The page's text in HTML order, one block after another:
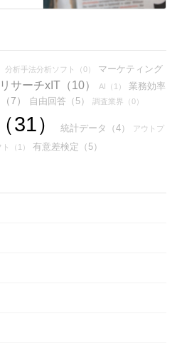
分析手法分析ソフト（0）
マーケティング
リサーチxIT（10） AI（1）
業務効率
7） 自由回答（5） 調査業界（0）
31） 統計データ（4） アウトプ
（1） 有意差検定（5）